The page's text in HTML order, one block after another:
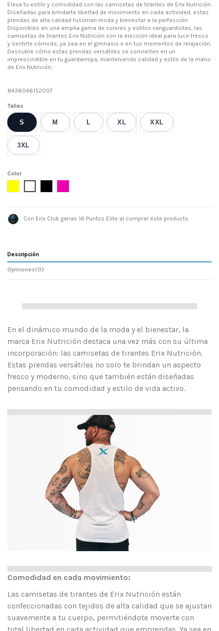
Eleva tu estilo y comodidad con las camisetas de tirantes de Erix Nutrición.
Diseñadas para brindarte libertad de movimiento en cada actividad, estas
prendas de alta calidad fusionan moda y bienestar a la perfección.
Disponibles en una amplia gama de colores y estilos vanguardistas, las
camisetas de tirantes Erix Nutrición son la elección ideal para lucir fresco
y sentirte cómodo, ya sea en el gimnasio o en tus momentos de relajación.
Descubre cómo estas prendas versátiles se convierten en un
imprescindible en tu guardarropa, manteniendo calidad y estilo de la mano
de Erix Nutrición.
8436046152007
Tallas
S M L XL XXL
3XL
Color
Con Erix Club ganas 16 Puntos Elite al comprar este producto.
Descripción
Opiniones(0)
En el dinámico mundo de la moda y el bienestar, la
marca Erix Nutrición destaca una vez más con su última
incorporación: las camisetas de tirantes Erix Nutrición.
Estas prendas versátiles no solo te brindan un aspecto
fresco y moderno, sino que también están diseñadas
pensando en tu comodidad y estilo de vida activo.
Comodidad en cada movimiento:
Las camisetas de tirantes de Erix Nutrición están
confeccionadas con tejidos de alta calidad que se ajustan
suavemente a tu cuerpo, permitiéndote moverte con